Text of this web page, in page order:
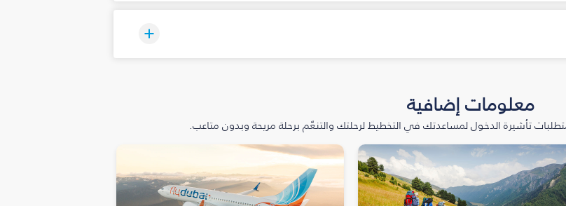
معلومات إضافية
تأشيرة الدخول لمساعدتك في التخطيط لرحلتك والتنعّم برحلة مريحة وبدون متاعب.